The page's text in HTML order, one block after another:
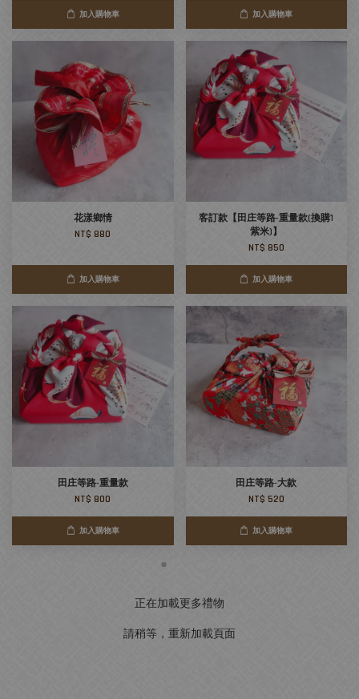
加入購物車 加入購物車
花漾鄉情
NT$ 880
加入購物車
客訂款【田庄等路-重量款(換購1
紫米)】
NT$ 850
加入購物車
田庄等路-重量款
NT$ 800
加入購物車
田庄等路-大款
NT$ 520
加入購物車
正在加載更多禮物
請稍等，重新加載頁面